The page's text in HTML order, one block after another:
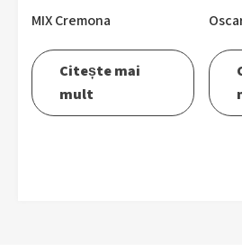
MIX Cremona
Citește mai
mult